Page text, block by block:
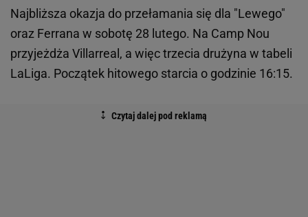
Najbliższa okazja do przełamania się dla "Lewego"
oraz Ferrana w sobotę 28 lutego. Na Camp Nou
przyjeżdża Villarreal, a więc trzecia drużyna w tabeli
LaLiga. Początek hitowego starcia o godzinie 16:15.